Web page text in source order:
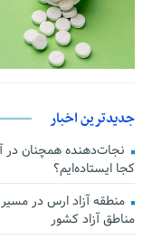
جدیدترین اخبار
کجا ایستاده‌ایم؟
منطقه آزاد ارس در
مناطق آزاد کشور